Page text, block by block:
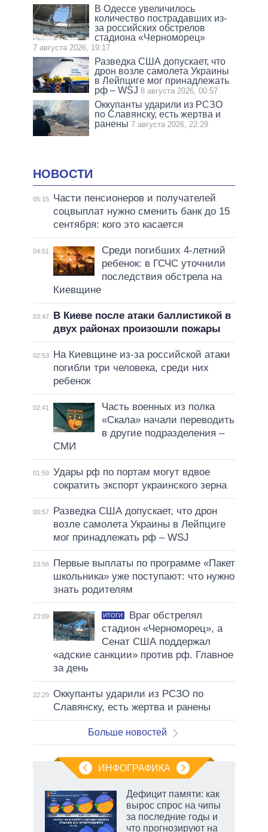
В Одессе увеличилось
количество пострадавших из-
за российских обстрелов
стадиона «Черноморец»
7 августа 2026, 19:17
Разведка США допускает, что
дрон возле самолета Украины
в Лейпциге мог принадлежать
рф – WSJ 8 августа 2026, 00:57
Оккупанты ударили из РСЗО
по Славянску, есть жертва и
ранены 7 августа 2026, 22:29
НОВОСТИ
05:15
Части пенсионеров и получателей
соцвыплат нужно сменить банк до 15
сентября: кого это касается
04:51
Среди погибших 4-летний
ребенок: в ГСЧС уточнили
последствия обстрела на
Киевщине
03:47
В Киеве после атаки баллистикой в
двух районах произошли пожары
02:53
На Киевщине из-за российской атаки
погибли три человека, среди них
ребенок
02:41
Часть военных из полка
«Скала» начали переводить
в другие подразделения –
СМИ
01:59 Удары рф по портам могут вдвое
сократить экспорт украинского зерна
00:57
Разведка США допускает, что дрон
возле самолета Украины в Лейпциге
мог принадлежать рф – WSJ
23:56
Первые выплаты по программе «Пакет
школьника» уже поступают: что нужно
знать родителям
23:09 ИТОГИ
Враг обстрелял
стадион «Черноморец», а
Сенат США поддержал
«адские санкции» против рф. Главное
за день
22:29 Оккупанты ударили из РСЗО по
Славянску, есть жертва и ранены
Больше новостей
ИНФОГРАФИКА
Дефицит памяти: как
вырос спрос на чипы
за последние годы и
что прогнозируют на